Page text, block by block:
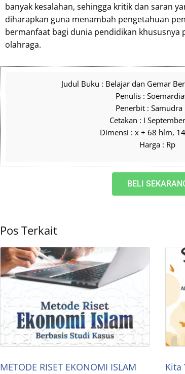
banyak kesalahan, sehingga kritik dan saran
diharapkan guna menambah pengetahuan
bermanfaat bagi dunia pendidikan khususnya
olahraga.
Judul Buku : Belajar dan Gemar
Penulis :
Penerbit : Samudra
Cetakan : I
Dimensi : x + 68 hlm,
Harga : Rp
BELI
Pos Terkait
METODE RISET EKONOMI ISLAM
Kita